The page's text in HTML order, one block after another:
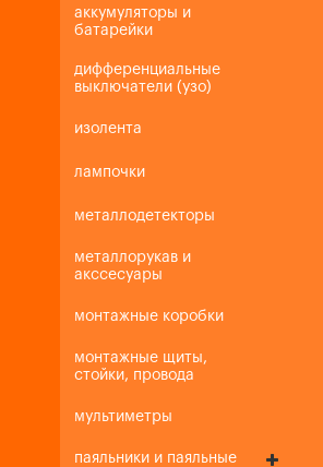
аккумуляторы и
батарейки
дифференциальные
выключатели (узо)
изолента
лампочки
металлодетекторы
металлорукав и
акссесуары
монтажные коробки
монтажные щиты,
стойки, провода
мультиметры
паяльники и паяльные